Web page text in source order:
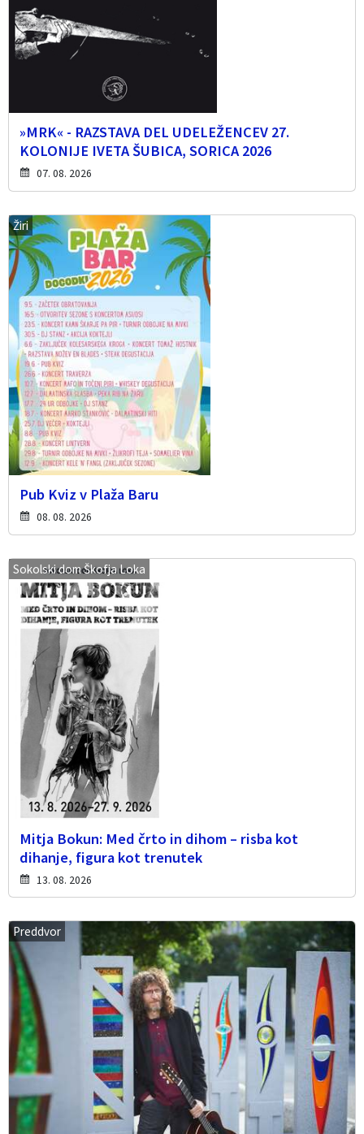
»MRK« - RAZSTAVA DEL UDELEŽENCEV 27.
KOLONIJE IVETA ŠUBICA, SORICA 2026
07. 08. 2026
Žiri
Pub Kviz v Plaža Baru
08. 08. 2026
Sokolski dom Škofja Loka
Mitja Bokun: Med črto in dihom – risba kot
dihanje, figura kot trenutek
13. 08. 2026
Preddvor